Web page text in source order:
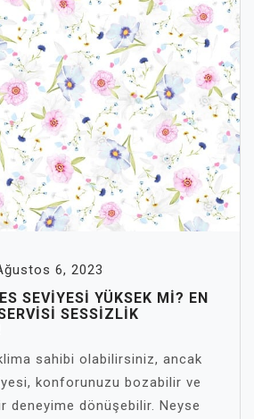
6, 2023
SEVIYESI YÜKSEK MI? EN
SESSIZLIK
sahibi olabilirsiniz, ancak
konforunuzu bozabilir ve
deneyime dönüşebilir. Neyse